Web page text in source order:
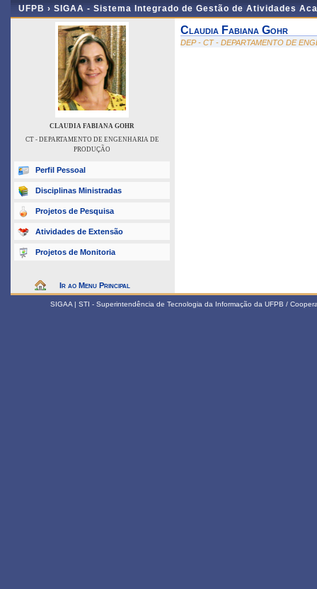
UFPB › SIGAA - Sistema Integrado de Gestão de Atividades
CLAUDIA FABIANA GOHR
CT - DEPARTAMENTO DE ENGENHARIA DE
PRODUÇÃO
Perfil Pessoal
Disciplinas Ministradas
Projetos de Pesquisa
Atividades de Extensão
Projetos de Monitoria
Ir ao Menu Principal
Claudia Fabiana Gohr
DEP - CT - DEPARTAMENTO DE
SIGAA | STI - Superintendência de Tecnologia da Informação da UFPB /